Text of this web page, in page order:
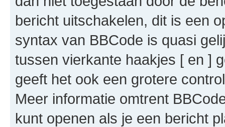
bericht uitschakelen, dit is een
syntax van BBCode is quasi
tussen vierkante haakjes [ en ]
geeft het ook een grotere
Meer informatie omtrent
kunt openen als je een bericht